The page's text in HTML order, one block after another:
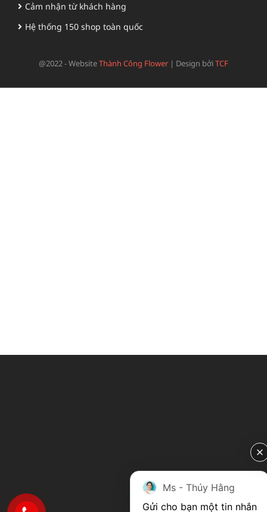
Cảm nhận từ khách hàng
Hệ thống 150 shop toàn quốc
@2022 - WebsiteThành Công Flower | Design bởiTCF
Ms - Thúy Hằng
Gửi cho bạn một tin nhắn